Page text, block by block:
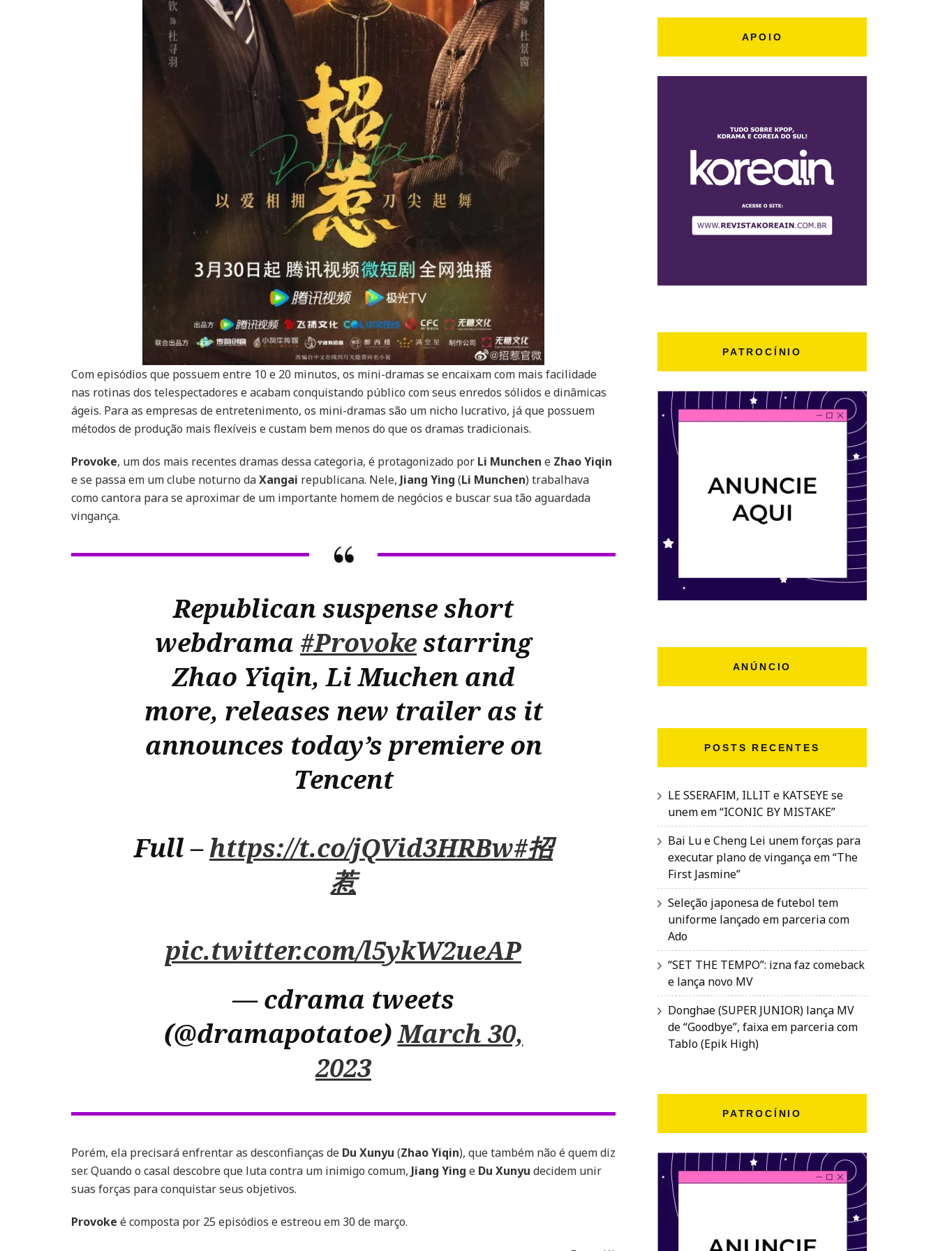
Com episódios que possuem entre 10 e 20 minutos, os mini-dramas se encaixam com mais facilidade
nas rotinas dos telespectadores e acabam conquistando público com seus enredos sólidos e dinâmicas
ágeis. Para as empresas de entretenimento, os mini-dramas são um nicho lucrativo, já que possuem
métodos de produção mais flexíveis e custam bem menos do que os dramas tradicionais.
Provoke, um dos mais recentes dramas dessa categoria, é protagonizado por Li Munchen e Zhao Yiqin
e se passa em um clube noturno daXangai republicana. Nele, Jiang Ying (Li Munchen) trabalhava
como cantora para se aproximar de um importante homem de negócios e buscar sua tão aguardada
vingança.
Republican suspense short
webdrama #Provokestarring
Zhao Yiqin, Li Muchen and
more, releases new trailer as it
announces today’s premiere on
Tencent
Full –https://t.co/jQVid3HRBw#招
惹
pic.twitter.com/l5ykW2ueAP
— cdrama tweets
(@dramapotatoe)March 30,
2023
Porém, ela precisará enfrentar as desconfianças de Du Xunyu (Zhao Yiqin), que também não é quem diz
ser. Quando o casal descobre que luta contra um inimigo comum, Jiang Ying e Du Xunyu decidem unir
suas forças para conquistar seus objetivos.
Provoke é composta por 25 episódios e estreou em 30 de março.
APOIO
PATROCÍNIO
ANÚNCIO
POSTS RECENTES
LE SSERAFIM, ILLIT e KATSEYE se
unem em “ICONIC BY MISTAKE”
Bai Lu e Cheng Lei unem forças para
executar plano de vingança em “The
First Jasmine”
Seleção japonesa de futebol tem
uniforme lançado em parceria com
Ado
“SET THE TEMPO”: izna faz comeback
e lança novo MV
Donghae (SUPER JUNIOR) lança MV
de “Goodbye”, faixa em parceria com
Tablo (Epik High)
PATROCÍNIO